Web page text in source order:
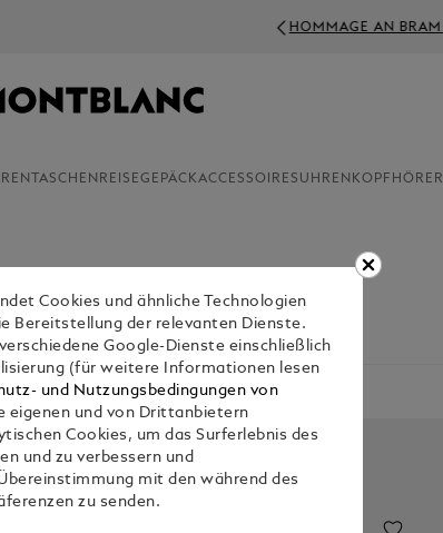
TASCHEN REISEGEPÄCKACCESSOIRES UHREN KOPFHÖRER
und verkörpern Ihre Abenteuerlust.
Cookies und ähnliche Technologien
Bereitstellung der relevanten Dienste.
Google-Dienste einschließlich
(für weitere Informationen lesen
und Nutzungsbedingungen von
eigenen und von Drittanbietern
Cookies, um das Surferlebnis des
und zu verbessern und
mit den während des
zu senden.